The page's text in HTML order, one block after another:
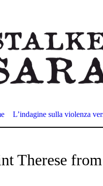
L’indagine sulla violenza
Therese